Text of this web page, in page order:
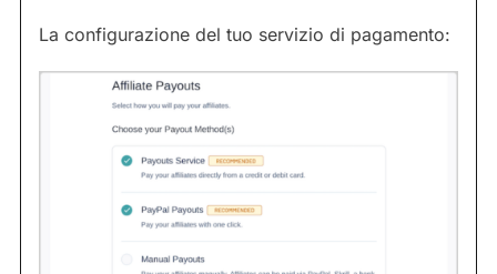
La configurazione del tuo servizio di pagamento: